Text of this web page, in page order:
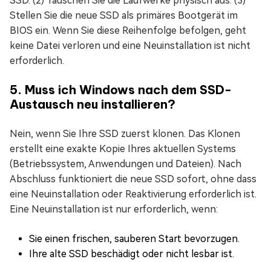
Stellen Sie die neue SSD als primäres Bootgerät im
BIOS ein. Wenn Sie diese Reihenfolge befolgen, geht
keine Datei verloren und eine Neuinstallation ist nicht
erforderlich.
5. Muss ich Windows nach dem SSD-
Austausch neu installieren?
Nein, wenn Sie Ihre SSD zuerst klonen. Das Klonen
erstellt eine exakte Kopie Ihres aktuellen Systems
(Betriebssystem, Anwendungen und Dateien). Nach
Abschluss funktioniert die neue SSD sofort, ohne dass
eine Neuinstallation oder Reaktivierung erforderlich ist.
Eine Neuinstallation ist nur erforderlich, wenn:
Sie einen frischen, sauberen Start bevorzugen.
Ihre alte SSD beschädigt oder nicht lesbar ist.